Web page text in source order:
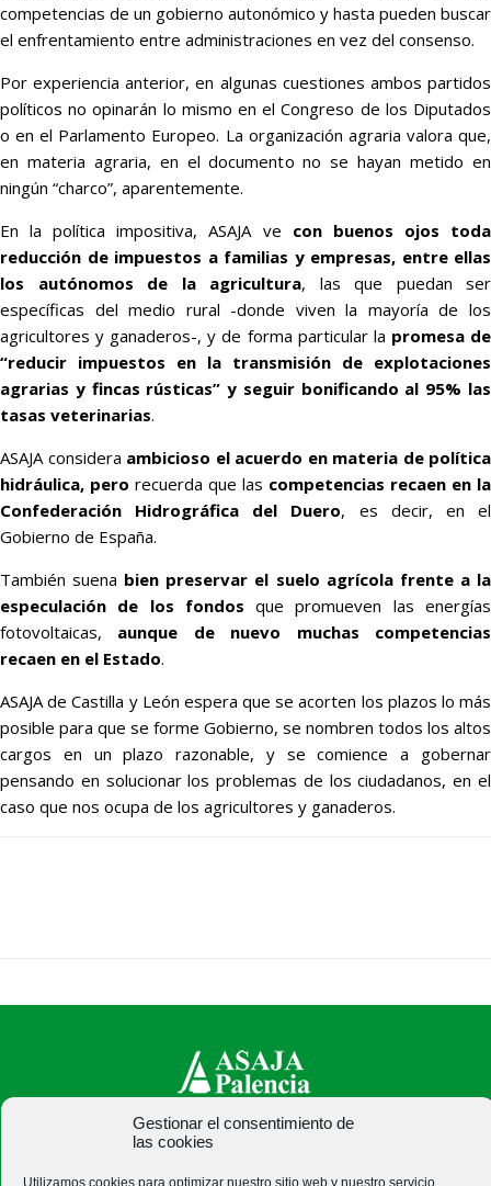
Gestionar el consentimiento de
las cookies
Utilizamos cookies para optimizar nuestro sitio web y nuestro servicio.
competencias de un gobierno autonómico y hasta pueden buscar
el enfrentamiento entre administraciones en vez del consenso.
Por experiencia anterior, en algunas cuestiones ambos partidos
políticos no opinarán lo mismo en el Congreso de los Diputados
o en el Parlamento Europeo. La organización agraria valora que,
en materia agraria, en el documento no se hayan metido en
ningún “charco”, aparentemente.
En la política impositiva, ASAJA ve con buenos ojos toda
reducción de impuestos a familias y empresas, entre ellas
los autónomos de la agricultura, las que puedan ser
específicas del medio rural -donde viven la mayoría de los
agricultores y ganaderos-, y de forma particular la promesa de
“reducir impuestos en la transmisión de explotaciones
agrarias y fincas rústicas” y seguir bonificando al 95% las
tasas veterinarias.
ASAJA considera ambicioso el acuerdo en materia de política
hidráulica, pero recuerda que las competencias recaen en la
Confederación Hidrográfica del Duero, es decir, en el
Gobierno de España.
También suena bien preservar el suelo agrícola frente a la
especulación de los fondosque promueven las energías
fotovoltaicas, aunque de nuevo muchas competencias
recaen en el Estado.
ASAJA de Castilla y León espera que se acorten los plazos lo más
posible para que se forme Gobierno, se nombren todos los altos
cargos en un plazo razonable, y se comience a gobernar
pensando en solucionar los problemas de los ciudadanos, en el
caso que nos ocupa de los agricultores y ganaderos.
ASAJA Palencia - Jóvenes Agricultores
C/ Felipe Prieto, 8. Pza. Bigar Centro - 34001 Palencia -